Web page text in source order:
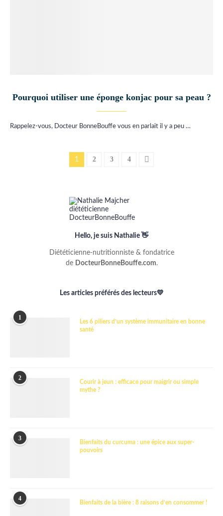
Pourquoi utiliser une éponge konjac pour sa peau ?
Rappelez-vous, Docteur BonneBouffe vous en parlait il y a peu …
1 2 3 4
Hello, je suis Nathalie 👋
Diététicienne-nutritionniste & fondatrice
de DocteurBonneBouffe.com.
Les articles préférés des lecteurs💛
1
Les 6 piliers d’un système immunitaire en bonne
santé
2
Courir à jeun : efficace pour maigrir ou simple
mythe ?
3
Bienfaits du curcuma : une épice aux super-
pouvoirs
4
Bienfaits de la bière : 8 raisons d’en consommer !